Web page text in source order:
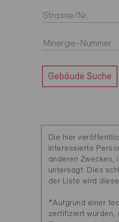
Gebäude Suche
Die hier
interessierte
anderen Zwecken,
untersagt. Dies
der Liste wird
*Aufgrund einer
zertifiziert wurden,